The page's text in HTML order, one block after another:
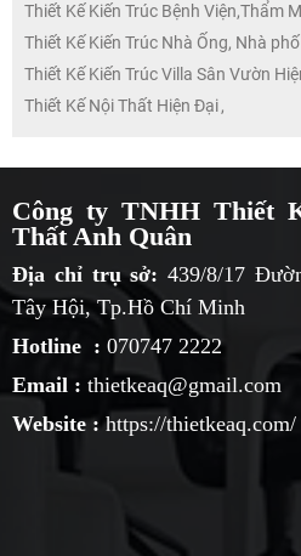
Thiết Kế Kiến Trúc Bệnh Viện,Thẩm
Thiết Kế Kiến Trúc Nhà Ống, Nhà phố
Thiết Kế Kiến Trúc Villa Sân Vườn
Thiết Kế Nội Thất Hiện Đại,
Công ty TNHH Thiết
Thất Anh Quân
Địa chỉ trụ sở: 439/8/17
Tây Hội, Tp.Hồ Chí Minh
Hotline : 070747 2222
Email : thietkeaq@gmail.com
Website :https://thietkeaq.com/